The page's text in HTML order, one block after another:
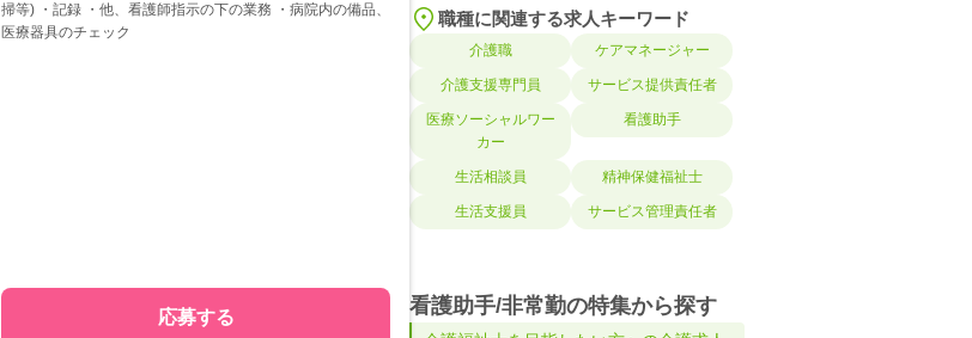
掃等) ・記録 ・他、看護師指示の下の業務 ・病院内の備品、
医療器具のチェック
応募する
職種に関連する求人キーワード
介護職 ケアマネージャー
介護支援専門員 サービス提供責任者
医療ソーシャルワー
カー
看護助手
生活相談員 精神保健福祉士
生活支援員 サービス管理責任者
看護助手/非常勤の特集から探す